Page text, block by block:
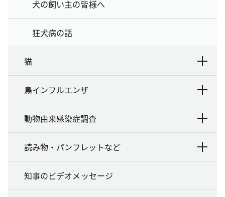
犬の飼い主の皆様へ
狂犬病の話
猫
鳥インフルエンザ
動物由来感染症調査
読み物・パンフレットなど
知事のビデオメッセージ